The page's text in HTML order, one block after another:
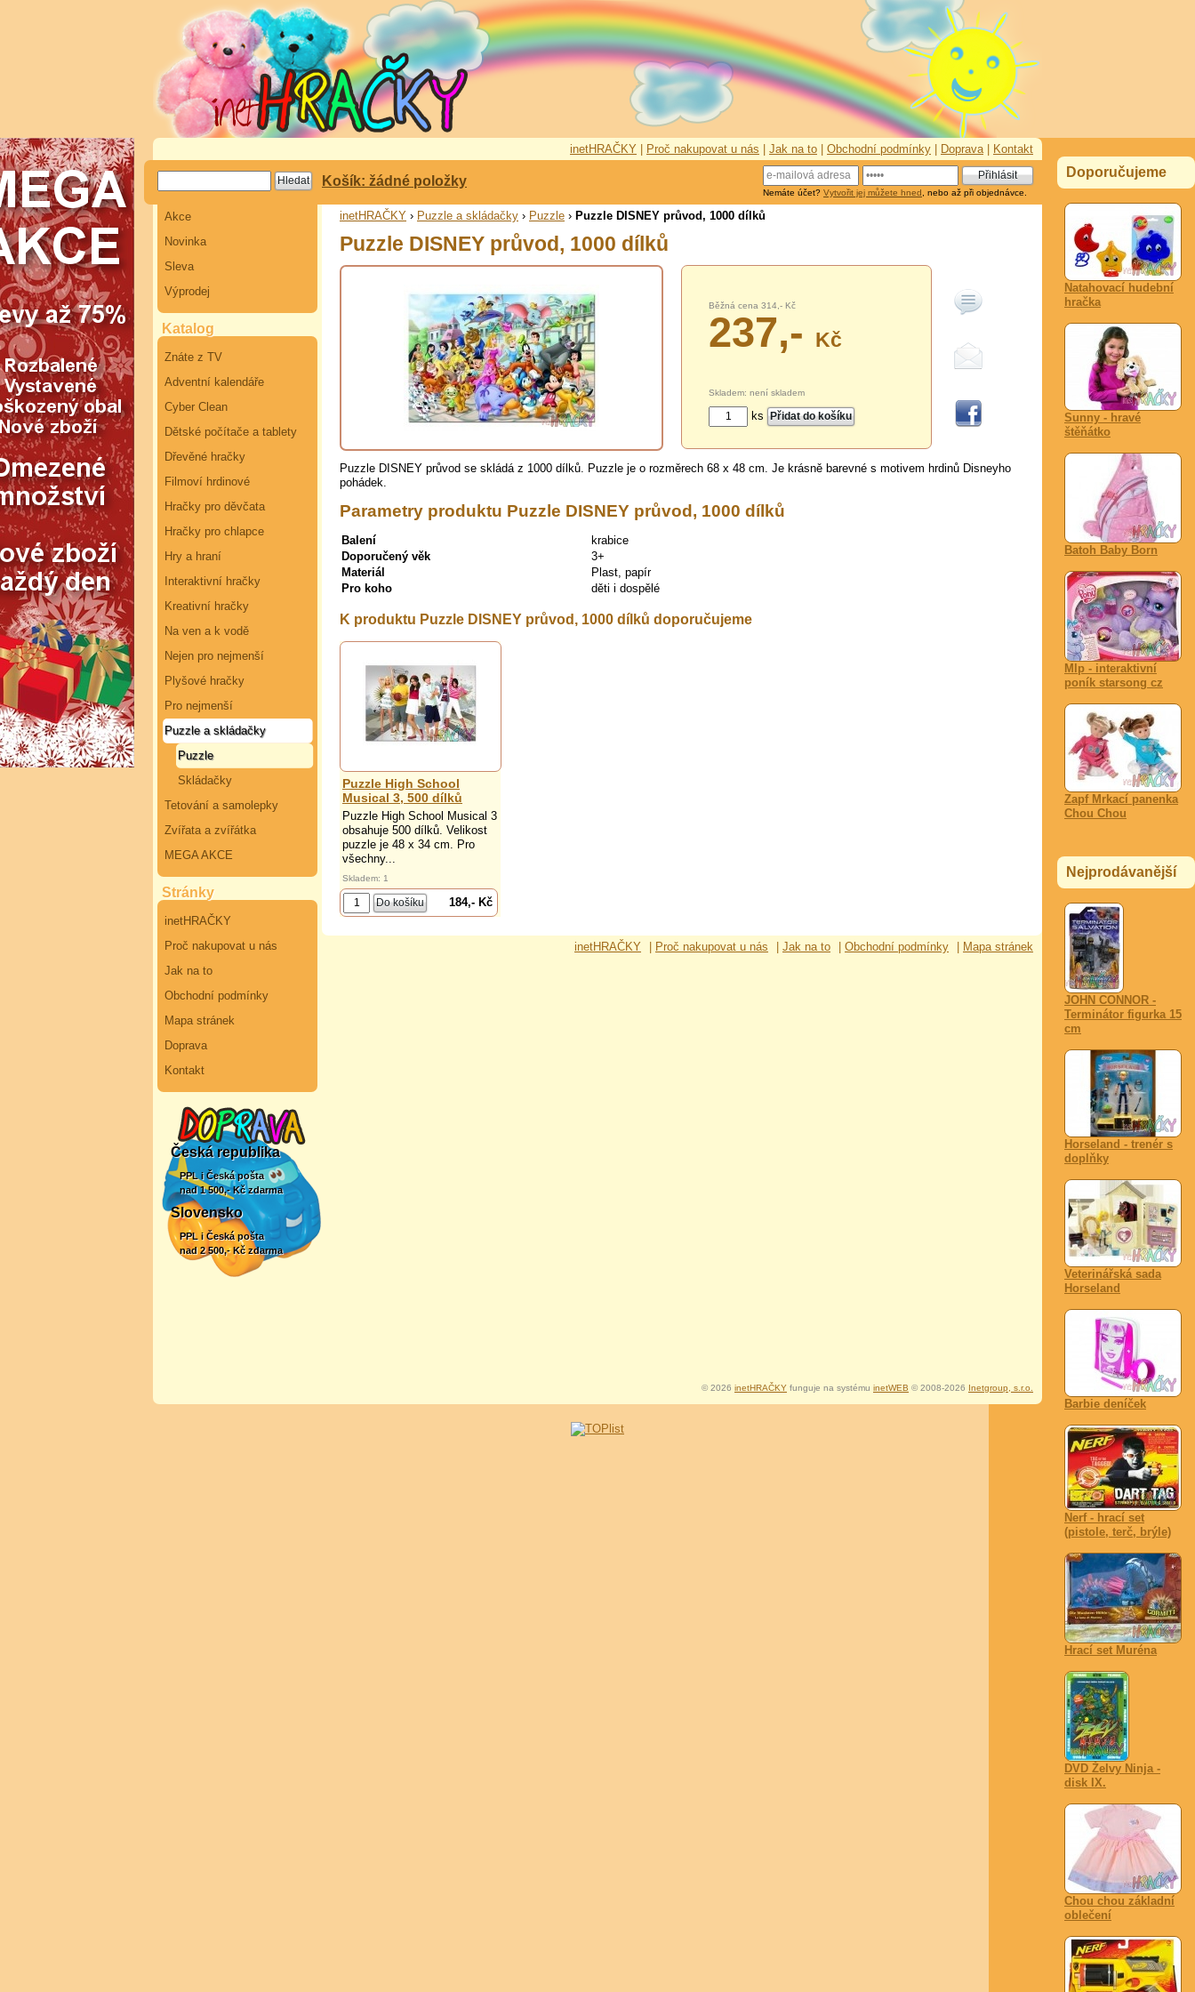
Doporučujeme
Natahovací hudební
hračka
Sunny - hravé
štěňátko
Batoh Baby Born
Mlp - interaktivní
poník starsong cz
Zapf Mrkací panenka
Chou Chou
Nejprodávanější
JOHN CONNOR -
Terminátor figurka 15
cm
Horseland - trenér s
doplňky
Veterinářská sada
Horseland
Barbie deníček
Nerf - hrací set
(pistole, terč, brýle)
Hrací set Muréna
DVD Želvy Ninja -
disk IX.
Chou chou základní
oblečení
inetHRAČKY Proč nakupovat u nás Jak na to Obchodní podmínky Doprava| Kontakt
Nemáte účet? Vytvořit jej můžete hned , nebo až při objednávce.
Košík: žádné položky
Akce
Novinka
Sleva
Výprodej
Katalog
Znáte z TV
Adventní kalendáře
Cyber Clean
Dětské počítače a tablety
Dřevěné hračky
Filmoví hrdinové
Hračky pro děvčata
Hračky pro chlapce
Hry a hraní
Interaktivní hračky
Kreativní hračky
Na ven a k vodě
Nejen pro nejmenší
Plyšové hračky
Pro nejmenší
Puzzle a skládačky
Puzzle
Skládačky
Tetování a samolepky
Zvířata a zvířátka
MEGA AKCE
Stránky
inetHRAČKY
Proč nakupovat u nás
Jak na to
Obchodní podmínky
Mapa stránek
Doprava
Kontakt
Česká republika
PPL i Česká pošta
nad 1 500,- Kč zdarma
Slovensko
PPL i Česká pošta
nad 2 500,- Kč zdarma
inetHRAČKY › Puzzle a skládačky › Puzzle › Puzzle DISNEY průvod, 1000 dílků
Puzzle DISNEY průvod, 1000 dílků
Běžná cena 314,- Kč
237,- Kč
Skladem: není skladem
ks
Puzzle DISNEY průvod se skládá z 1000 dílků. Puzzle je o rozměrech 68 x 48 cm. Je krásně barevné s motivem hrdinů Disneyho
pohádek.
Parametry produktu Puzzle DISNEY průvod, 1000 dílků
Balení
krabice
Doporučený věk
3+
Materiál
Plast, papír
Pro koho
děti i dospělé
K produktu Puzzle DISNEY průvod, 1000 dílků doporučujeme
Puzzle High School
Musical 3, 500 dílků
Puzzle High School Musical 3
obsahuje 500 dílků. Velikost
puzzle je 48 x 34 cm. Pro
všechny...
Skladem: 1
184,- Kč
inetHRAČKY Proč nakupovat u nás Jak na to Obchodní podmínky Mapa stránek
© 2026 inetHRAČKY funguje na systému inetWEB © 2008-2026 Inetgroup, s.r.o.